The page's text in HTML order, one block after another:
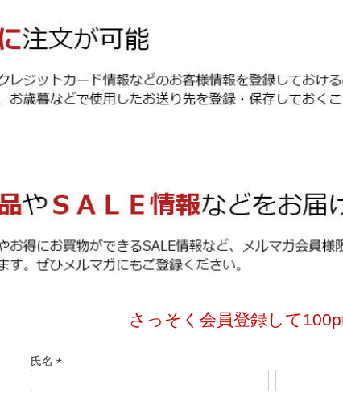
さっそく会員登録して
氏名